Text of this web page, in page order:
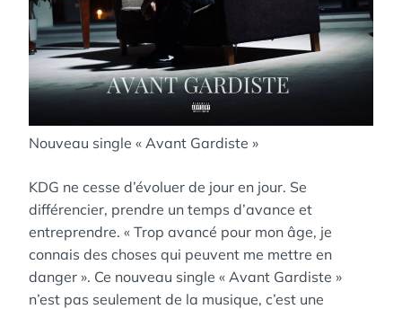
Nouveau single « Avant Gardiste »
KDG ne cesse d’évoluer de jour en jour. Se
différencier, prendre un temps d’avance et
entreprendre. « Trop avancé pour mon âge, je
connais des choses qui peuvent me mettre en
danger ». Ce nouveau single « Avant Gardiste »
n’est pas seulement de la musique, c’est une